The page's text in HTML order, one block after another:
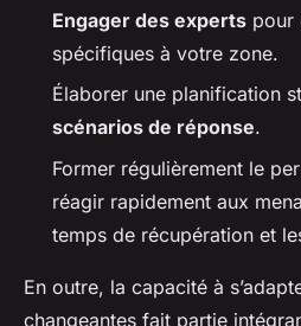
Engager des experts pour
spécifiques à votre zone.
Élaborer une planification
scénarios de réponse.
Former régulièrement le
réagir rapidement aux
temps de récupération et
En outre, la capacité à
changeantes fait partie